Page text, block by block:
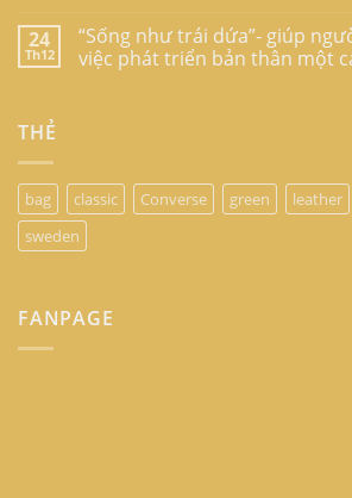
24
Th12
“Sống như trái dứa”- giúp
việc phát triển bản thân một
THẺ
bag classic Converse green leather
sweden
FANPAGE